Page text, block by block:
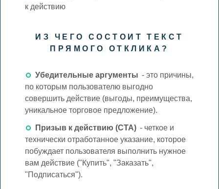
к действию
ИЗ ЧЕГО СОСТОИТ ТЕКСТ
ПРЯМОГО ОТКЛИКА?
Убедительные аргументы - это причины,
по которым пользователю выгодно
совершить действие (выгоды, преимущества,
уникальное торговое предложение).
Призыв к действию (CTA) - четкое и
технически отработанное указание, которое
побуждает пользователя выполнить нужное
вам действие ("Купить", "Заказать",
"Подписаться").